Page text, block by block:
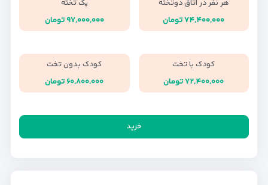
هر نفر در اتاق دوتخته
۷۴,۴۰۰,۰۰۰ تومان
یک تخته
۹۷,۰۰۰,۰۰۰ تومان
کودک با تخت
۷۲,۴۰۰,۰۰۰ تومان
کودک بدون تخت
۶۰,۸۰۰,۰۰۰ تومان
خرید